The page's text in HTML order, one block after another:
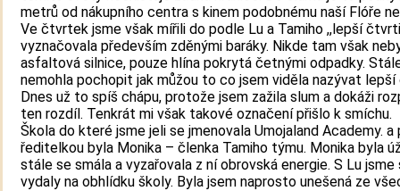
metrů od nákupního centra s kinem podobnému naší Flóře
Ve čtvrtek jsme však mířili do podle Lu a Tamiho ,,lepší
vyznačovala především zděnými baráky. Nikde tam však
asfaltová silnice, pouze hlína pokrytá četnými odpadky.
nemohla pochopit jak můžou to co jsem viděla nazývat
Dnes už to spíš chápu, protože jsem zažila slum a dokáži
ten rozdíl. Tenkrát mi však takové označení přišlo k smíchu.
Škola do které jsme jeli se jmenovala Umojaland Academy. a
ředitelkou byla Monika – členka Tamiho týmu. Monika byla
stále se smála a vyzařovala z ní obrovská energie. S Lu jsme
vydaly na obhlídku školy. Byla jsem naprosto unešená ze